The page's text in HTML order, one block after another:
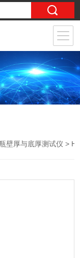
壁厚与底厚测试仪 > HDT-02输液瓶壁厚测试仪